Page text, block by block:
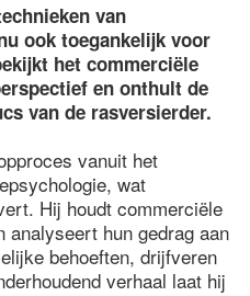
van
ook toegankelijk voor
het commerciële
en onthult de
van de rasversierder.
vanuit het
wat
Hij houdt commerciële
analyseert hun gedrag aan
behoeften, drijfveren
verhaal laat hij